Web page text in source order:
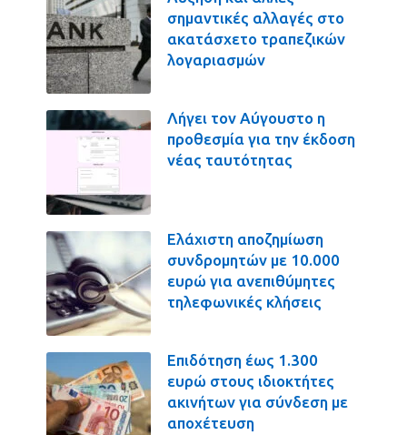
σημαντικές αλλαγές στο
ακατάσχετο τραπεζικών
λογαριασμών
Λήγει τον Αύγουστο η
προθεσμία για την έκδοση
νέας ταυτότητας
Ελάχιστη αποζημίωση
συνδρομητών με 10.000
ευρώ για ανεπιθύμητες
τηλεφωνικές κλήσεις
Επιδότηση έως 1.300
ευρώ στους ιδιοκτήτες
ακινήτων για σύνδεση με
αποχέτευση